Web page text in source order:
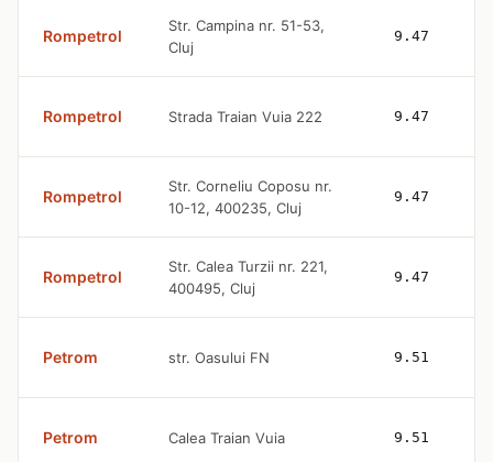
Rompetrol
Str. Campina nr. 51-53,
Cluj
9.47
Rompetrol Strada Traian Vuia 222 9.47
Rompetrol
Str. Corneliu Coposu nr.
10-12, 400235, Cluj
9.47
Rompetrol
Str. Calea Turzii nr. 221,
400495, Cluj
9.47
Petrom str. Oasului FN 9.51
Petrom Calea Traian Vuia 9.51